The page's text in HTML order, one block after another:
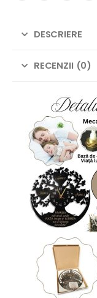
DESCRIERE
RECENZII (0)